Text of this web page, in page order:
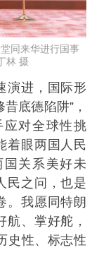
同来华进行国事
林 摄
进，国际形
底德陷阱”，
对全球性挑
着眼两国人民
关系美好未
民之问，也是
。我愿同特朗
、掌好舵，
史性、标志性